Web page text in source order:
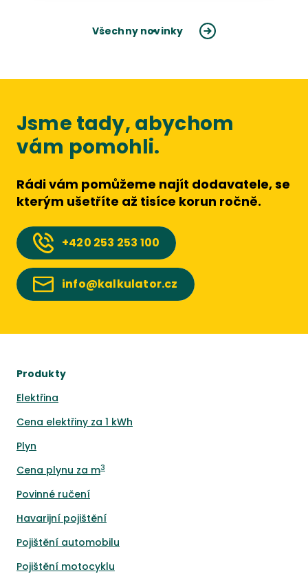
Všechny novinky
Jsme tady, abychom
vám pomohli.
Rádi vám pomůžeme najít dodavatele, se
kterým ušetříte až tisíce korun ročně.
+420 253 253 100
info@kalkulator.cz
Produkty
Elektřina
Cena elektřiny za 1 kWh
Plyn
Cena plynu za m3
Povinné ručení
Havarijní pojištění
Pojištění automobilu
Pojištění motocyklu